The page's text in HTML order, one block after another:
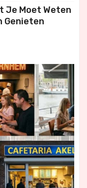
Je Moet Weten
Genieten